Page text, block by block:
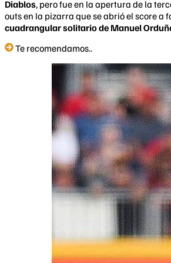
Diablos, pero fue en la apertura de la
outs en la pizarra que se abrió el score a
cuadrangular solitario de Manuel
Te recomendamos..